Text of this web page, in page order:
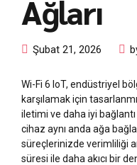
Ağları
Şubat 21, 2026
Wi-Fi 6 IoT, endüstriyel
karşılamak için
iletimi ve daha iyi
cihaz aynı anda ağa
süreçlerinizde verimliliği
süresi ile daha akıcı bir